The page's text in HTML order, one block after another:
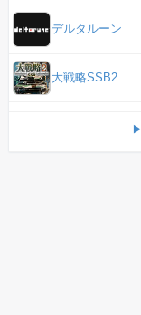
デルタルーン
大戦略SSB2